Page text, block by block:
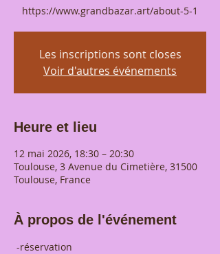
https://www.grandbazar.art/about-5-1
Les inscriptions sont closes
Voir d'autres événements
Heure et lieu
12 mai 2026, 18:30 – 20:30
Toulouse, 3 Avenue du Cimetière, 31500
Toulouse, France
À propos de l'événement
-réservation